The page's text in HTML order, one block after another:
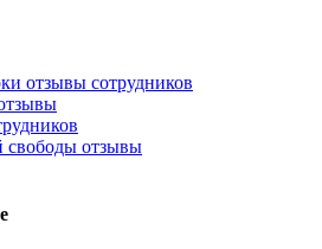
отзывы сотрудников
свободы отзывы